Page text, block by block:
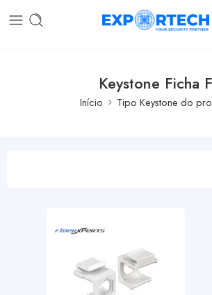
Keystone Ficha F
Início Tipo Keystone do